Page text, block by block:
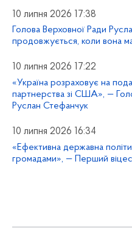
10 липня 2026 17:38
Голова Верховної Ради
продовжується, коли вона
10 липня 2026 17:22
«Україна розраховує на
партнерства зі США», —
Руслан Стефанчук
10 липня 2026 16:34
«Ефективна державна
громадами», — Перший